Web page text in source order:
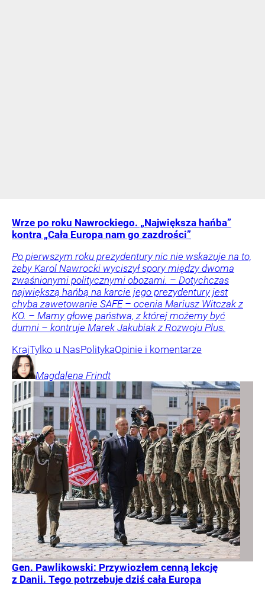
Wrze po roku Nawrockiego. „Największa hańba”
kontra „Cała Europa nam go zazdrości”
Po pierwszym roku prezydentury nic nie wskazuje na to,
żeby Karol Nawrocki wyciszył spory między dwoma
zwaśnionymi politycznymi obozami. – Dotychczas
największą hańbą na karcie jego prezydentury jest
chyba zawetowanie SAFE – ocenia Mariusz Witczak z
KO. – Mamy głowę państwa, z której możemy być
dumni – kontruje Marek Jakubiak z Rozwoju Plus.
KrajTylko u NasPolitykaOpinie i komentarze
Magdalena Frindt
Gen. Pawlikowski: Przywiozłem cenną lekcję
z Danii. Tego potrzebuje dziś cała Europa